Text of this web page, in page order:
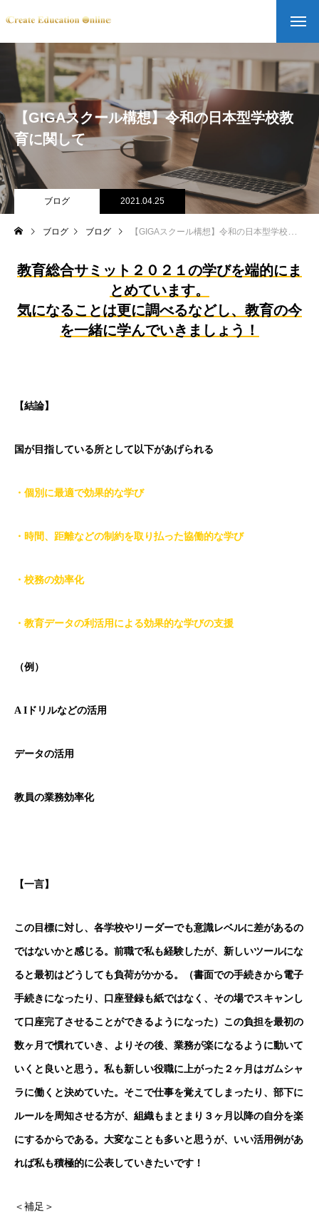
【GIGAスクール構想】令和の日本型学校教
育に関して
ブログ 2021.04.25
ブログ ブログ 【GIGAスクール構想】令和の日本型学校教育に関して
教育総合サミット２０２１の学びを端的にま
とめています。
気になることは更に調べるなどし、教育の今
を一緒に学んでいきましょう！
【結論】
国が目指している所として以下があげられる
・個別に最適で効果的な学び
・時間、距離などの制約を取り払った協働的な学び
・校務の効率化
・教育データの利活用による効果的な学びの支援
（例）
A I ドリルなどの活用
データの活用
教員の業務効率化
【一言】
この目標に対し、各学校やリーダーでも意識レベルに差があるの
ではないかと感じる。前職で私も経験したが、新しいツールにな
ると最初はどうしても負荷がかかる。（書面での手続きから電子
手続きになったり、口座登録も紙ではなく、その場でスキャンし
て口座完了させることができるようになった）この負担を最初の
数ヶ月で慣れていき、よりその後、業務が楽になるように動いて
いくと良いと思う。私も新しい役職に上がった２ヶ月はガムシャ
ラに働くと決めていた。そこで仕事を覚えてしまったり、部下に
ルールを周知させる方が、組織もまとまり３ヶ月以降の自分を楽
にするからである。大変なことも多いと思うが、いい活用例があ
れば私も積極的に公表していきたいです！
＜補足＞